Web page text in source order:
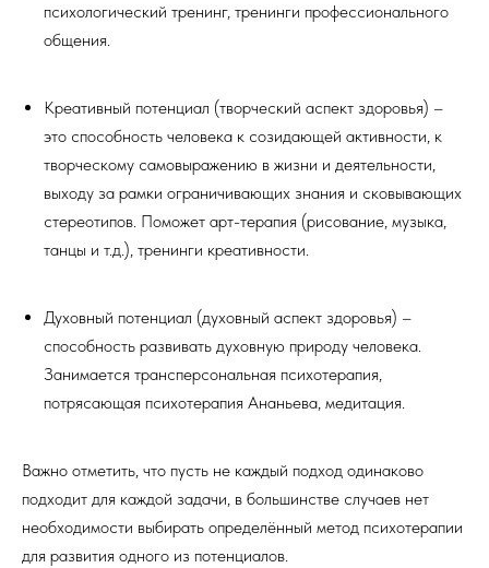
психологический тренинг, тренинги профессионального
общения.
Креативный потенциал (творческий аспект здоровья) –
это способность человека к созидающей активности, к
творческому самовыражению в жизни и деятельности,
выходу за рамки ограничивающих знания и сковывающих
стереотипов. Поможет арт-терапия (рисование, музыка,
танцы и т.д.), тренинги креативности.
Духовный потенциал (духовный аспект здоровья) –
способность развивать духовную природу человека.
Занимается трансперсональная психотерапия,
потрясающая психотерапия Ананьева, медитация.
Важно отметить, что пусть не каждый подход одинаково
подходит для каждой задачи, в большинстве случаев нет
необходимости выбирать определённый метод психотерапии
для развития одного из потенциалов.